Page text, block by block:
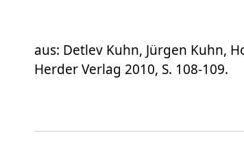
aus: Detlev Kuhn, Jürgen Kuhn,
Herder Verlag 2010, S. 108-109.